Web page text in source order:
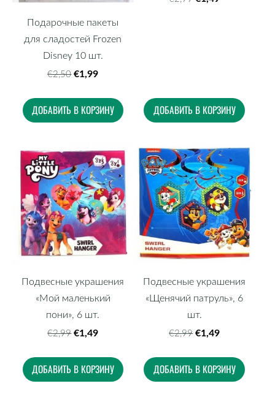
Подарочные пакеты
для сладостей Frozen
Disney 10 шт.
€2,50 €1,99
ДОБАВИТЬ В КОРЗИНУ ДОБАВИТЬ В КОРЗИНУ
Подвесные украшения
«Мой маленький
пони», 6 шт.
€2,99 €1,49
ДОБАВИТЬ В КОРЗИНУ
Подвесные украшения
«Щенячий патруль», 6
шт.
€2,99 €1,49
ДОБАВИТЬ В КОРЗИНУ